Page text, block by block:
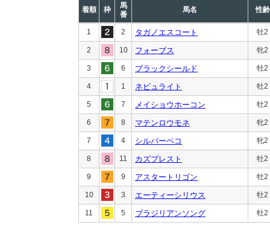
着順 枠
馬
番
馬名 性齢
1 2 タガノエスコート 牡2
2 10 フォーブス 牝2
3 6 ブラックシールド 牡2
4 1 ネビュライト 牡2
5 7 メイショウホーコン 牡2
6 8 マテンロウモネ 牝2
7 4 シルバーペコ 牝2
8 11 カズプレスト 牡2
9 9 アスタートリゴン 牡2
10 3 エーティーシリウス 牡2
11 5 ブラジリアンソング 牡2